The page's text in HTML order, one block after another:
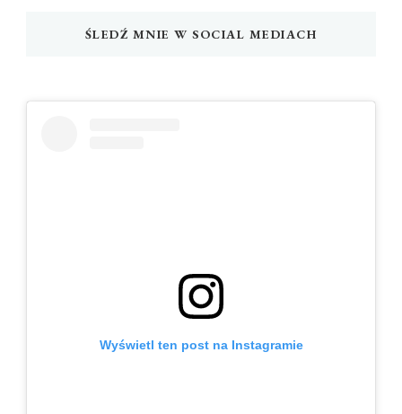
ŚLEDŹ MNIE W SOCIAL MEDIACH
Wyświetl ten post na Instagramie